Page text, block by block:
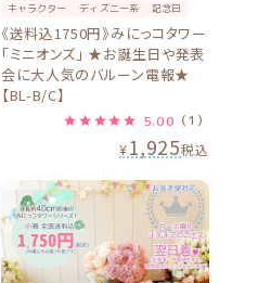
キャラクター
ディズニー系 記念日
《送料込1750円》みにっコタワー
「ミニオンズ」 ★お誕生日や発表
会に大人気のバルーン電報★
【BL-B/C】
5.00 （1）
¥1,925税込